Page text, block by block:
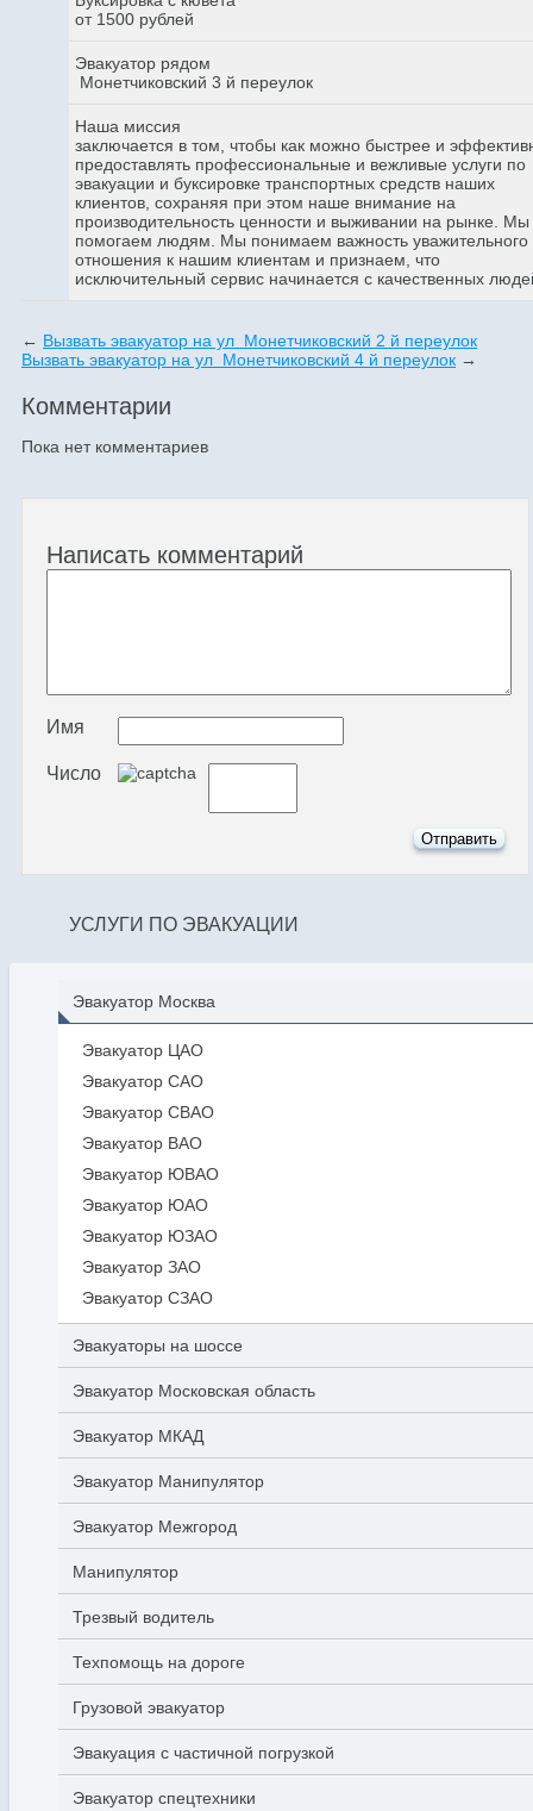
от 1500 рублей
Эвакуатор рядом
Монетчиковский 3 й переулок
Наша миссия
заключается в том, чтобы как можно быстрее и
предоставлять профессиональные и вежливые услуги по
эвакуации и буксировке транспортных средств наших
клиентов, сохраняя при этом наше внимание на
производительность ценности и выживании на рынке. Мы
помогаем людям. Мы понимаем важность уважительного
отношения к нашим клиентам и признаем, что
исключительный сервис начинается с качественных
← Вызвать эвакуатор на ул Монетчиковский 2 й переулок
Вызвать эвакуатор на ул Монетчиковский 4 й переулок →
Комментарии
Пока нет комментариев
Написать комментарий
Имя
Число
УСЛУГИ ПО ЭВАКУАЦИИ
Эвакуатор Москва
Эвакуатор ЦАО
Эвакуатор САО
Эвакуатор СВАО
Эвакуатор ВАО
Эвакуатор ЮВАО
Эвакуатор ЮАО
Эвакуатор ЮЗАО
Эвакуатор ЗАО
Эвакуатор СЗАО
Эвакуаторы на шоссе
Эвакуатор Московская область
Эвакуатор МКАД
Эвакуатор Манипулятор
Эвакуатор Межгород
Манипулятор
Трезвый водитель
Техпомощь на дороге
Грузовой эвакуатор
Эвакуация с частичной погрузкой
Эвакуатор спецтехники